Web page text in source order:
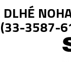
(33-3587-